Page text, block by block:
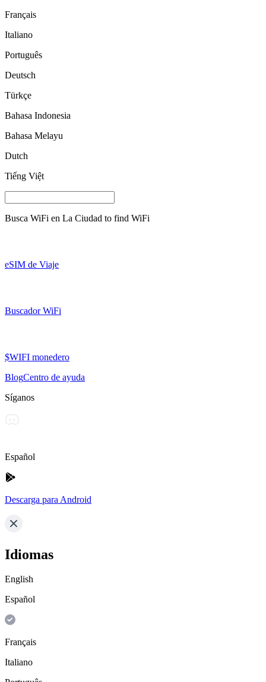
Français
Italiano
Português
Deutsch
Türkçe
Bahasa Indonesia
Bahasa Melayu
Dutch
Tiếng Việt
Busca WiFi en La Ciudad to find WiFi
eSIM de Viaje
Buscador WiFi
$WIFI monedero
BlogCentro de ayuda
Síganos
Español
Descarga para Android
Idiomas
English
Español
Français
Italiano